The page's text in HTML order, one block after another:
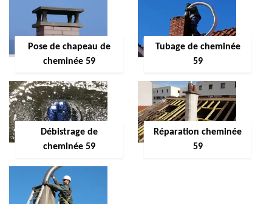
Pose de chapeau de
cheminée 59
Tubage de cheminée
59
Débistrage de
cheminée 59
Réparation cheminée
59